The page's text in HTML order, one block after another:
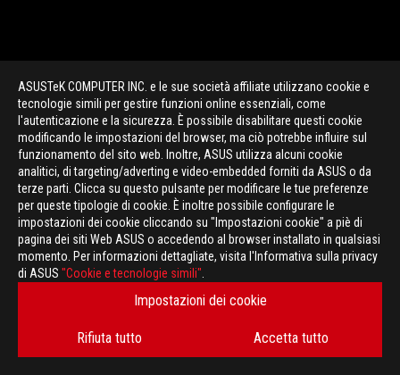
ASUSTeK COMPUTER INC. e le sue società affiliate utilizzano cookie e
tecnologie simili per gestire funzioni online essenziali, come
l'autenticazione e la sicurezza. È possibile disabilitare questi cookie
modificando le impostazioni del browser, ma ciò potrebbe influire sul
funzionamento del sito web. Inoltre, ASUS utilizza alcuni cookie
analitici, di targeting/adverting e video-embedded forniti da ASUS o da
terze parti. Clicca su questo pulsante per modificare le tue preferenze
per queste tipologie di cookie. È inoltre possibile configurare le
impostazioni dei cookie cliccando su "Impostazioni cookie" a piè di
pagina dei siti Web ASUS o accedendo al browser installato in qualsiasi
momento. Per informazioni dettagliate, visita l'Informativa sulla privacy
di ASUS "Cookie e tecnologie simili"
Impostazioni dei cookie
Rifiuta tutto Accetta tutto